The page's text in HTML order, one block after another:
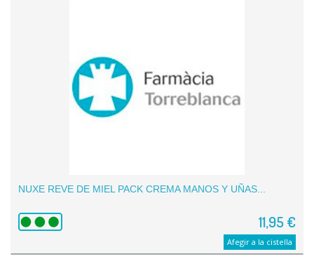
NUXE REVE DE MIEL PACK CREMA MANOS Y UÑAS...
11,95 €
Afegir a la cistella